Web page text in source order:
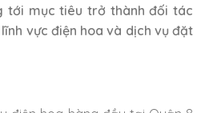
tới mục tiêu trở thành đối tác
vực điện hoa và dịch vụ đặt